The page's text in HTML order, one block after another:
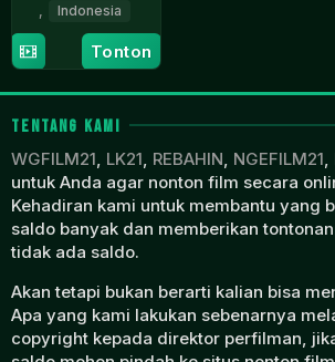
Indonesia
1
Oct
1988
Salmon
Boyke
Roring
Tonton
TENTANG KAMI
WGFILM21, LK21, REBAHIN, NGEFILM21,
untuk Anda agar nonton film secara
Kehadiran kami untuk membantu yang
saldo banyak dan memberikan
tidak ada saldo.
Akan tetapi bukan berarti kalian bisa
Apa yang kami lakukan sebenarnya
copyright kepada direktor perfilman,